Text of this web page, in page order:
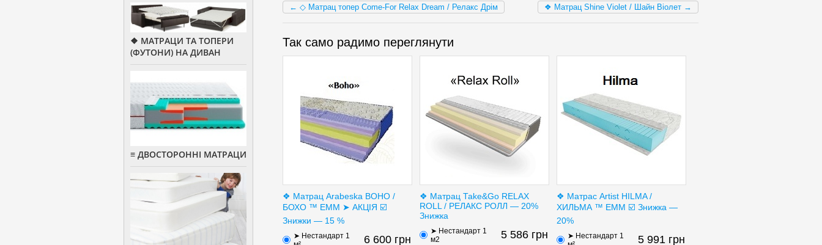
← ◇ Матрац топер Come-For Relax Dream / Релакс Дрім ❖ Матрац Shine Violet / Шайн Віолет →
Так само радимо переглянути
❖ Матрац Arabeska BOHO /
БОХО ™ ЕММ ➤ АКЦІЯ ☑️
Знижки — 15 %
➤ Нестандарт 1
6 600 грн
❖ Матрац Таke&Go RELAX
ROLL / РЕЛАКС РОЛЛ — 20%
Знижка
➤ Нестандарт 1
м2
5 586 грн
❖ Матрас Artist HILMA /
ХИЛЬМА ™ ЕММ ☑️ Знижка —
20%
➤ Нестандарт 1
5 991 грн
❖ МАТРАЦИ ТА ТОПЕРИ
(ФУТОНИ) НА ДИВАН
≡ ДВОСТОРОННІ МАТРАЦИ